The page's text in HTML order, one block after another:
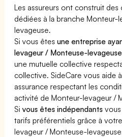
Les assureurs ont construit
dédiées à la branche Monteur-
levageuse.
Si vous êtesune entreprise
levageur / Monteuse-levageuse
une mutuelle collective
collective. SideCare vous aide
assurance respectant les
activité de Monteur-levageur /
Sivous êtes indépendants
tarifs préférentiels grâce à
levageur / Monteuse-